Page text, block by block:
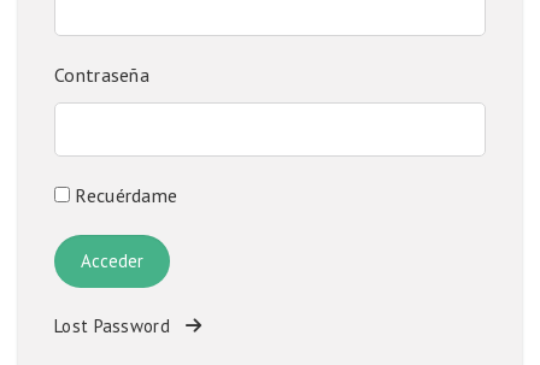
Contraseña
Recuérdame
Lost Password